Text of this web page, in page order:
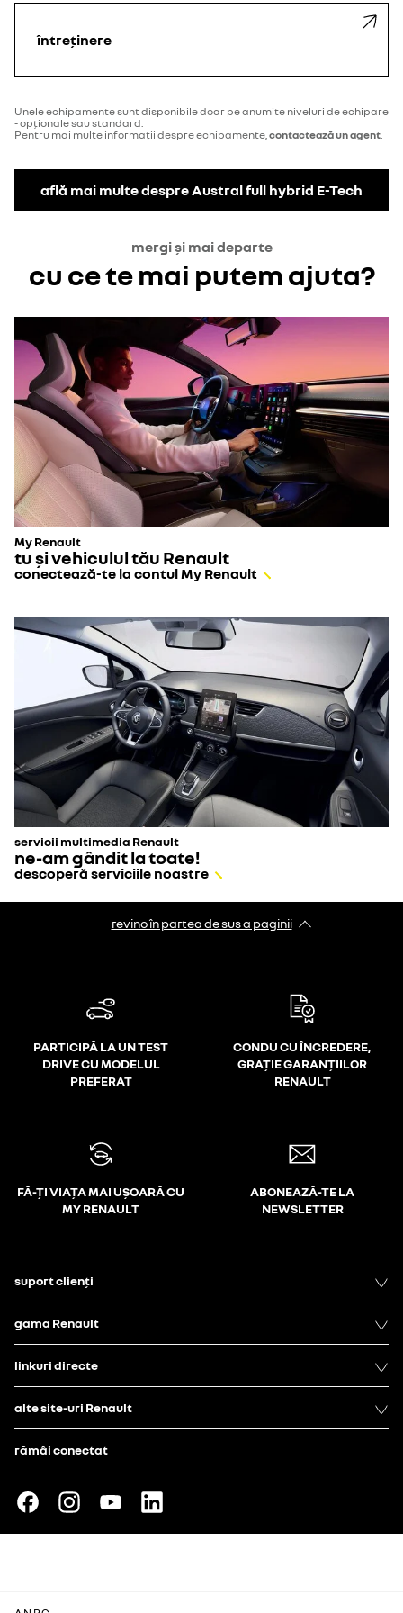
întreținere
Unele echipamente sunt disponibile doar pe anumite niveluri de echipare
- opționale sau standard.
Pentru mai multe informații despre echipamente,contactează un agent.
află mai multe despre Austral full hybrid E-Tech
mergi și mai departe
cu ce te mai putem ajuta?
My Renault
tu și vehiculul tău Renault
conectează-te la contul My Renault
servicii multimedia Renault
ne-am gândit la toate!
descoperă serviciile noastre
revino în partea de sus a paginii
PARTICIPĂ LA UN TEST
DRIVE CU MODELUL
PREFERAT
CONDU CU ÎNCREDERE,
GRAȚIE GARANȚIILOR
RENAULT
FĂ-ȚI VIAȚA MAI UȘOARĂ CU
MY RENAULT
ABONEAZĂ-TE LA
NEWSLETTER
suport clienți
gama Renault
linkuri directe
alte site-uri Renault
rămâi conectat